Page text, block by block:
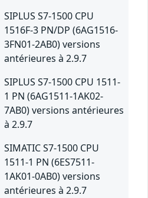
SIPLUS S7-1500 CPU
1516F-3 PN/DP (6AG1516-
3FN01-2AB0) versions
antérieures à 2.9.7
SIPLUS S7-1500 CPU 1511-
1 PN (6AG1511-1AK02-
7AB0) versions antérieures
à 2.9.7
SIMATIC S7-1500 CPU
1511-1 PN (6ES7511-
1AK01-0AB0) versions
antérieures à 2.9.7